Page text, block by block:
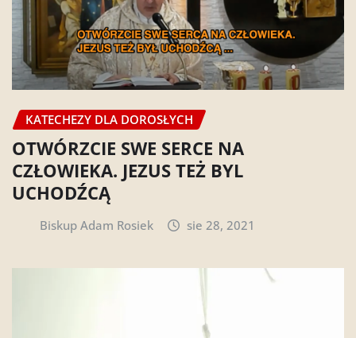
KATECHEZY DLA DOROSŁYCH
OTWÓRZCIE SWE SERCE NA
CZŁOWIEKA. JEZUS TEŻ BYL
UCHODŹCĄ
Biskup Adam Rosiek sie 28, 2021